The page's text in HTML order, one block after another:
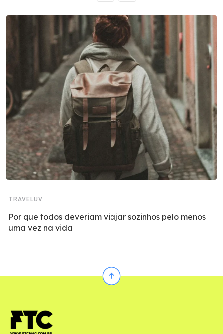
TRAVELUV
Por que todos deveriam viajar sozinhos pelo menos
uma vez na vida